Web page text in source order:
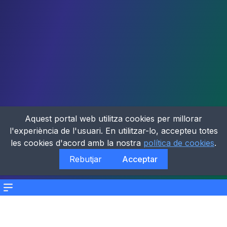
Menu
Aquest portal web utilitza cookies per millorar
l'experiència de l'usuari. En utilitzar-lo, accepteu totes
les cookies d'acord amb la nostra política de cookies.
Rebutjar
Acceptar